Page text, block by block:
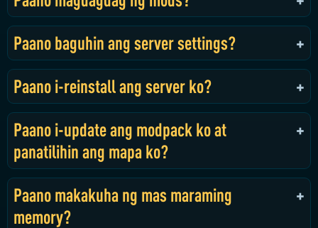
Paano baguhin ang server settings?
Paano i-reinstall ang server ko?
Paano i-update ang modpack ko at
panatilihin ang mapa ko?
Paano makakuha ng mas maraming
memory?